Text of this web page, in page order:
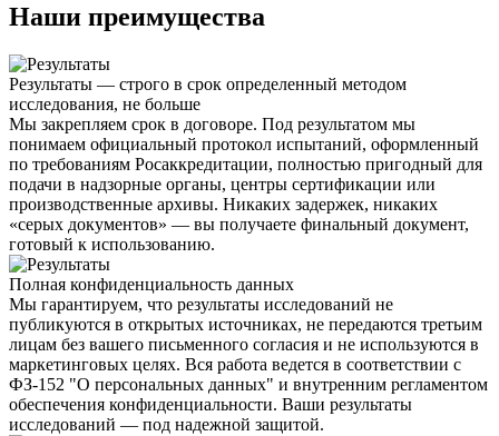
Наши преимущества
Результаты — строго в срок определенный методом
исследования, не больше
Мы закрепляем срок в договоре. Под результатом мы
понимаем официальный протокол испытаний, оформленный
по требованиям Росаккредитации, полностью пригодный для
подачи в надзорные органы, центры сертификации или
производственные архивы. Никаких задержек, никаких
«серых документов» — вы получаете финальный документ,
готовый к использованию.
Полная конфиденциальность данных
Мы гарантируем, что результаты исследований не
публикуются в открытых источниках, не передаются третьим
лицам без вашего письменного согласия и не используются в
маркетинговых целях. Вся работа ведется в соответствии с
ФЗ-152 "О персональных данных" и внутренним регламентом
обеспечения конфиденциальности. Ваши результаты
исследований — под надежной защитой.